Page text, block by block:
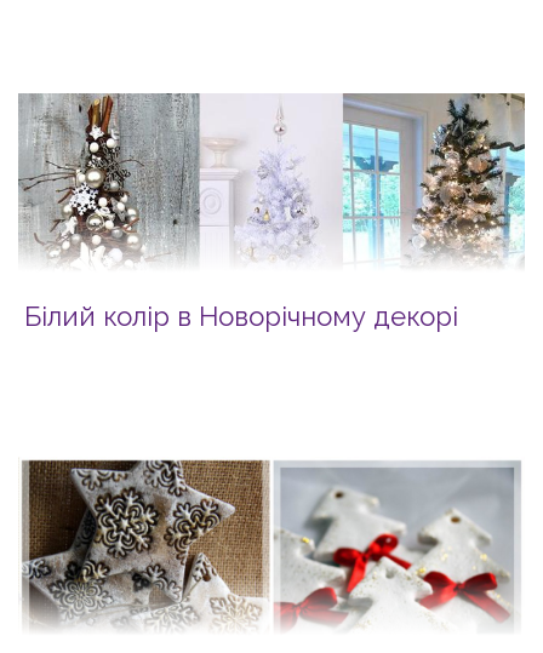
Білий колір в Новорічному декорі